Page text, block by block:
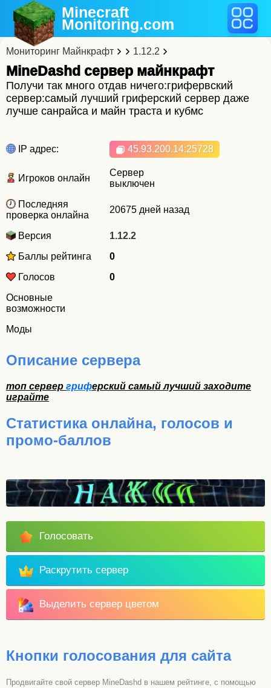
Minecraft
Monitoring.com
Мониторинг Майнкрафт 1.12.2
MineDashd cервер майнкрафт
Получи так много отдав ничего:грифервский
сервер:самый лучший гриферский сервер даже
лучше санрайса и майн траста и кубмс
IP адрес: 45.93.200.14:25728
Игроков онлайн
Сервер
выключен
Последняя
проверка онлайна
20675 дней назад
Версия
1.12.2
Баллы рейтинга
0
Голосов
0
Основные
возможности
Моды
Описание сервера
топ сервер гриферский самый лучший заходите
играйте
Статистика онлайна, голосов и
промо-баллов
Голосовать
Раскрутить сервер
Выделить сервер цветом
Кнопки голосования для сайта
Продвигайте свой сервер MineDashd в нашем рейтинге, с помощью